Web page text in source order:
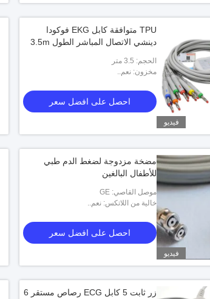
فيديو
TPU متوافقة كابل EKG فوكودا
دينشي الاتصال المباشر الطول 3.5m
الحجم: 3.5 متر
مخزون: نعم..
احصل على افضل سعر
فيديو
مضخة مزدوجة لضغط الدم طبي
للأطفال البالغين
موصل القاصي: GE
خالية من اللاتكس: نعم..
احصل على افضل سعر
زر ثابت 5 كابل ECG رصاص مستقر 6